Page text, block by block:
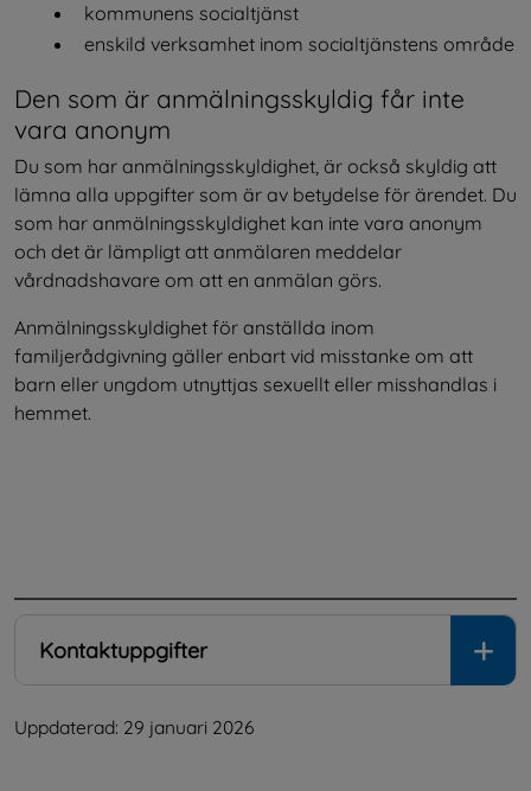
kommunens socialtjänst
enskild verksamhet inom socialtjänstens område
Den som är anmälningsskyldig får inte
vara anonym
Du som har anmälningsskyldighet, är också skyldig att
lämna alla uppgifter som är av betydelse för ärendet. Du
som har anmälningsskyldighet kan inte vara anonym
och det är lämpligt att anmälaren meddelar
vårdnadshavare om att en anmälan görs.
Anmälningsskyldighet för anställda inom
familjerådgivning gäller enbart vid misstanke om att
barn eller ungdom utnyttjas sexuellt eller misshandlas i
hemmet.
Kontaktuppgifter
Uppdaterad: 29 januari 2026